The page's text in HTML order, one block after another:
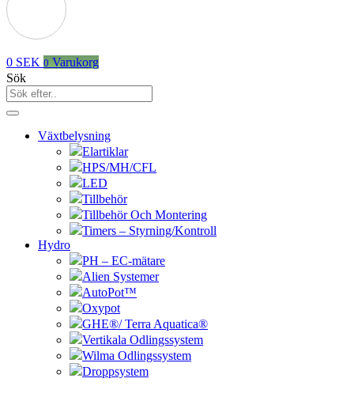
0 SEK 0 Varukorg
Sök
Växtbelysning
Elartiklar
HPS/MH/CFL
LED
Tillbehör
Tillbehör Och Montering
Timers – Styrning/Kontroll
Hydro
PH – EC-mätare
Alien Systemer
AutoPot™
Oxypot
GHE®/ Terra Aquatica®
Vertikala Odlingssystem
Wilma Odlingssystem
Droppsystem